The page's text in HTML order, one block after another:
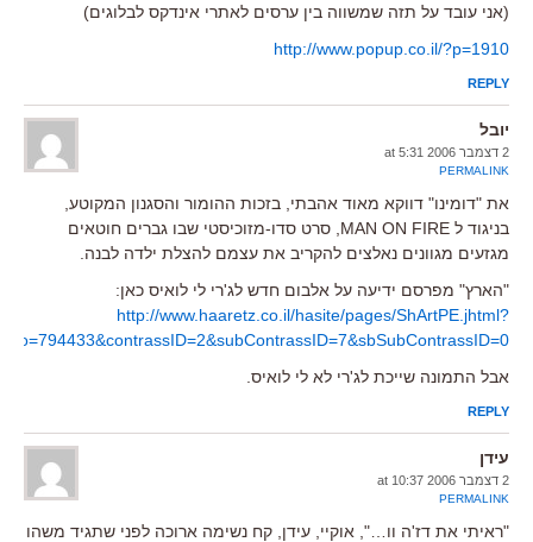
(אני עובד על תזה שמשווה בין ערסים לאתרי אינדקס לבלוגים)
http://www.popup.co.il/?p=1910
REPLY
יובל
2 דצמבר 2006 at 5:31
PERMALINK
את "דומינו" דווקא מאוד אהבתי, בזכות ההומור והסגנון המקוטע,
בניגוד ל MAN ON FIRE, סרט סדו-מזוכיסטי שבו גברים חוטאים
מגזעים מגוונים נאלצים להקריב את עצמם להצלת ילדה לבנה.
"הארץ" מפרסם ידיעה על אלבום חדש לג'רי לי לואיס כאן:
http://www.haaretz.co.il/hasite/pages/ShArtPE.jhtml?
אבל התמונה שייכת לג'רי לא לי לואיס.
REPLY
עידן
2 דצמבר 2006 at 10:37
PERMALINK
"ראיתי את דז'ה וו…", אוקיי, עידן, קח נשימה ארוכה לפני שתגיד משהו